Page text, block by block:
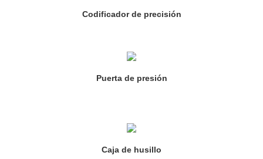
Codificador de precisión
Puerta de presión
Caja de husillo